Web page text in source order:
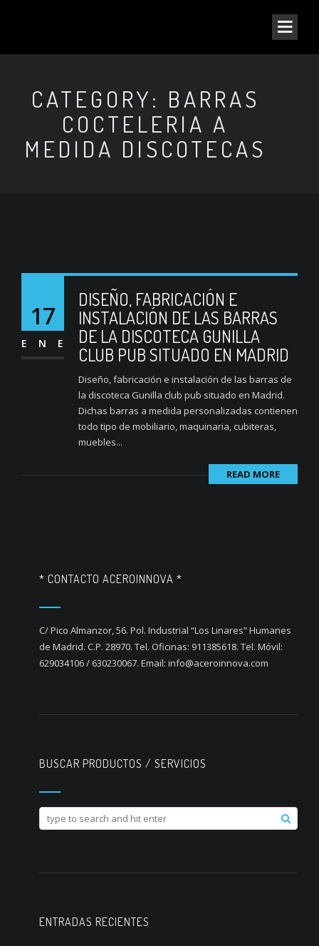
CATEGORY: BARRAS
COCTELERIA A
MEDIDA DISCOTECAS
17
ENE
DISEÑO, FABRICACIÓN E
INSTALACIÓN DE LAS BARRAS
DE LA DISCOTECA GUNILLA
CLUB PUB SITUADO EN MADRID
Diseño, fabricación e instalación de las barras de
la discoteca Gunilla club pub situado en Madrid.
Dichas barras a medida personalizadas contienen
todo tipo de mobiliario, maquinaria, cubiteras,
muebles...
READ MORE
* CONTACTO ACEROINNOVA *
C/ Pico Almanzor, 56. Pol. Industrial “Los Linares” Humanes
de Madrid. C.P. 28970. Tel. Oficinas: 911385618. Tel. Móvil:
629034106 / 630230067. Email: info@aceroinnova.com
BUSCAR PRODUCTOS / SERVICIOS
ENTRADAS RECIENTES